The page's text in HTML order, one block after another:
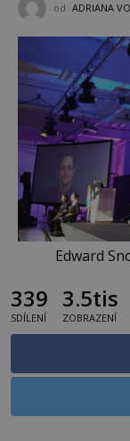
od ADRIANA
Edward
339
SDÍLENÍ
3.5tis
ZOBRAZENÍ